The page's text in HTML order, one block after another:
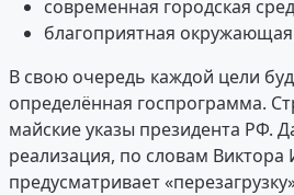
современная городская
благоприятная окружающая
В свою очередь каждой цели
определённая госпрограмма.
майские указы президента РФ.
реализация, по словам Виктора
предусматривает